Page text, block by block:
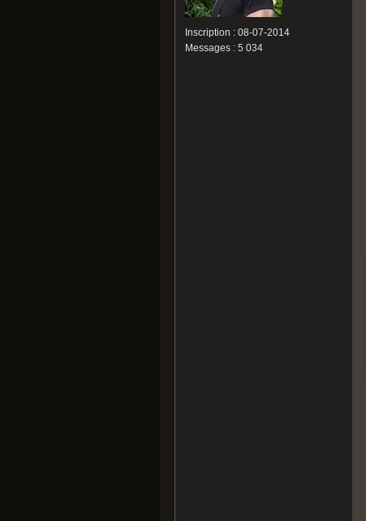
Inscription : 08-07-2014
Messages : 5 034